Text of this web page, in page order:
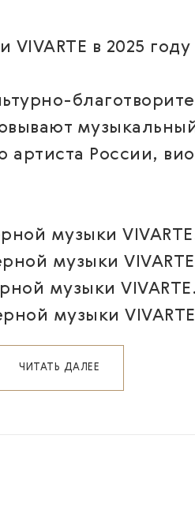
в 2025 году
России,
музыки
музыки
музыки VIVARTE.
музыки
ЧИТАТЬ ДАЛЕЕ